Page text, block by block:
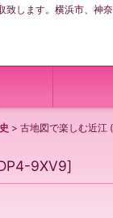
致します。横浜市、
> 古地図で楽しむ近
9XV9]